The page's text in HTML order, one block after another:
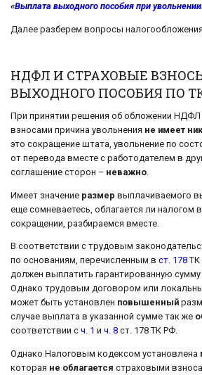
«Выплата выходного пособия при увольнении
Далее разберем вопросы
НДФЛ И СТРАХОВЫЕ
ВЫХОДНОГО ПОСОБИЯ ПО
При принятии решения об обложении
взносами причина увольнения не имеет
это сокращение штата, увольнение по
от перевода вместе с работодателем в
соглашение сторон – неважно
Имеет значение размер выплачиваемого
еще сомневаетесь, облагается ли налогом
сокращении, разбираемся вместе.
В соответствии с трудовым
по основаниям, перечисленным в ст. 178 ТК
должен выплатить гарантированную
Однако трудовым договором или
может быть установлен повышенный
случае выплата в указанной сумме так же
соответствии с ч. 1 и ч. 8 ст. 178 ТК РФ.
Однако Налоговым кодексом установлена
которая не облагается страховыми